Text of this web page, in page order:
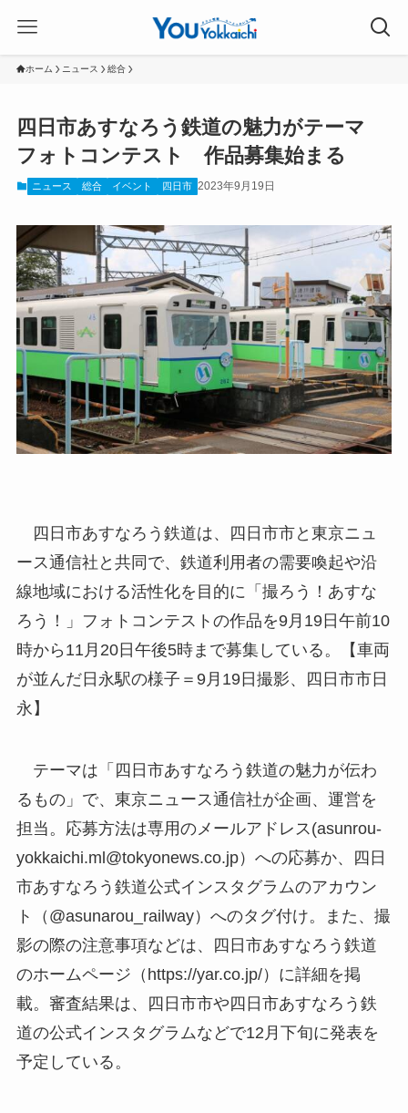
ホーム ニュース 総合
四日市あすなろう鉄道の魅力がテーマ
フォトコンテスト 作品募集始まる
ニュース 総合 イベント 四日市 2023年9月19日
四日市あすなろう鉄道は、四日市市と東京ニュ
ース通信社と共同で、鉄道利用者の需要喚起や沿
線地域における活性化を目的に「撮ろう！あすな
ろう！」フォトコンテストの作品を9月19日午前10
時から11月20日午後5時まで募集している。【車両
が並んだ日永駅の様子＝9月19日撮影、四日市市日
永】
テーマは「四日市あすなろう鉄道の魅力が伝わ
るもの」で、東京ニュース通信社が企画、運営を
担当。応募方法は専用のメールアドレス(asunrou-
yokkaichi.ml@tokyonews.co.jp）への応募か、四日
市あすなろう鉄道公式インスタグラムのアカウン
ト（@asunarou_railway）へのタグ付け。また、撮
影の際の注意事項などは、四日市あすなろう鉄道
のホームページ（https://yar.co.jp/）に詳細を掲
載。審査結果は、四日市市や四日市あすなろう鉄
道の公式インスタグラムなどで12月下旬に発表を
予定している。